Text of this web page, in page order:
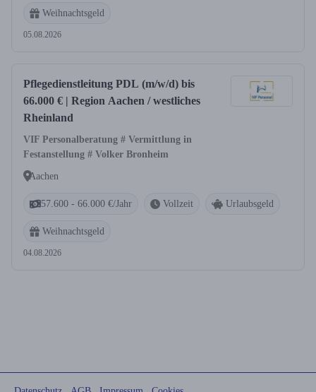
Weihnachtsgeld
05.08.2026
Pflegedienstleitung PDL (m/w/d) bis
66.000 € | Region Aachen / westliches
Rheinland
VIF Personalberatung # Vermittlung in
Festanstellung # Volker Bronheim
Aachen
57.600 - 66.000 €/Jahr Vollzeit Urlaubsgeld
Weihnachtsgeld
04.08.2026